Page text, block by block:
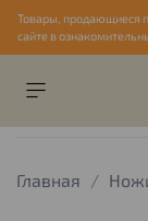
Товары, продающиеся
сайте в
Главная